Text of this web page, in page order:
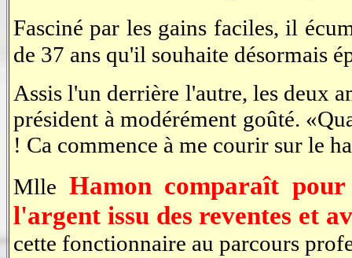
Fasciné par les gains faciles, il
de 37 ans qu'il souhaite désormais
Assis l'un derrière l'autre, les deux
président à modérément goûté.
! Ca commence à me courir sur le
Mlle Hamon comparaît
l'argent issu des reventes et
cette fonctionnaire au parcours